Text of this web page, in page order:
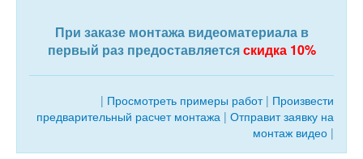
При заказе монтажа видеоматериала в
первый раз предоставляетсяскидка 10%
| Просмотреть примеры работ| Произвести
предварительный расчет монтажа | Отправит заявку на
монтаж видео |